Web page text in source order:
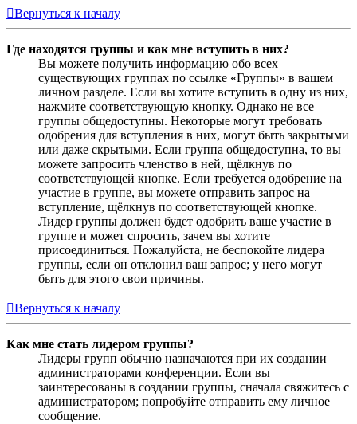
Вернуться к началу
Где находятся группы и как мне вступить в них?
Вы можете получить информацию обо всех
существующих группах по ссылке «Группы» в вашем
личном разделе. Если вы хотите вступить в одну из них,
нажмите соответствующую кнопку. Однако не все
группы общедоступны. Некоторые могут требовать
одобрения для вступления в них, могут быть закрытыми
или даже скрытыми. Если группа общедоступна, то вы
можете запросить членство в ней, щёлкнув по
соответствующей кнопке. Если требуется одобрение на
участие в группе, вы можете отправить запрос на
вступление, щёлкнув по соответствующей кнопке.
Лидер группы должен будет одобрить ваше участие в
группе и может спросить, зачем вы хотите
присоединиться. Пожалуйста, не беспокойте лидера
группы, если он отклонил ваш запрос; у него могут
быть для этого свои причины.
Вернуться к началу
Как мне стать лидером группы?
Лидеры групп обычно назначаются при их создании
администраторами конференции. Если вы
заинтересованы в создании группы, сначала свяжитесь с
администратором; попробуйте отправить ему личное
сообщение.